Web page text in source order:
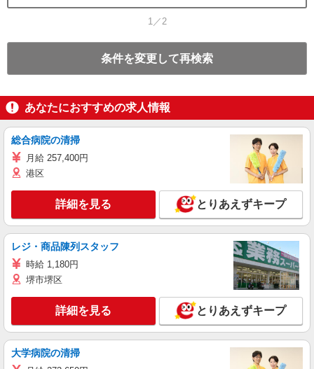
1／2
条件を変更して再検索
あなたにおすすめの求人情報
総合病院の清掃
月給 257,400円
港区
詳細を見る とりあえずキープ
レジ・商品陳列スタッフ
時給 1,180円
堺市堺区
詳細を見る とりあえずキープ
大学病院の清掃